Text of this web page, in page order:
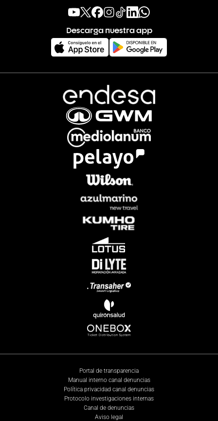
Descarga nuestra app
Portal de transparencia
Manual interno canal denuncias
Política privacidad canal denuncias
Protocolo investigaciones internas
Canal de denuncias
Aviso legal